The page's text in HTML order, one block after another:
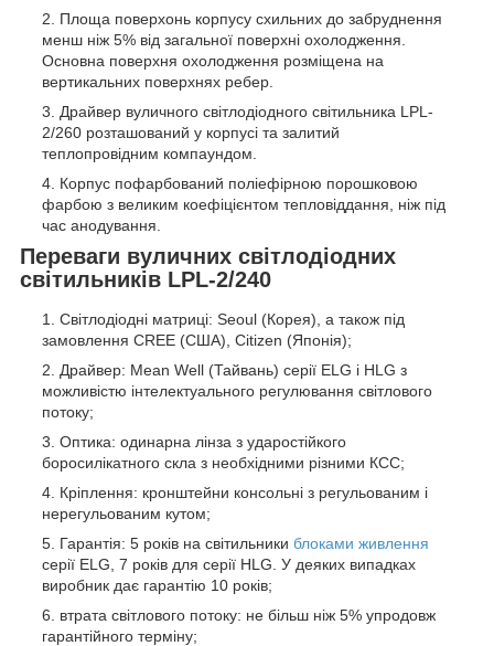
Площа поверхонь корпусу схильних до забруднення
менш ніж 5% від загальної поверхні охолодження.
Основна поверхня охолодження розміщена на
вертикальних поверхнях ребер.
Драйвер вуличного світлодіодного світильника LPL-
2/260 розташований у корпусі та залитий
теплопровідним компаундом.
Корпус пофарбований поліефірною порошковою
фарбою з великим коефіцієнтом тепловіддання, ніж під
час анодування.
Переваги вуличних світлодіодних
світильників LPL-2/240
Світлодіодні матриці: Seoul (Корея), а також під
замовлення CREE (США), Citizen (Японія);
Драйвер: Mean Well (Тайвань) серії ELG і HLG з
можливістю інтелектуального регулювання світлового
потоку;
Оптика: одинарна лінза з ударостійкого
боросилікатного скла з необхідними різними КСС;
Кріплення: кронштейни консольні з регульованим і
нерегульованим кутом;
Гарантія: 5 років на світильники блоками живлення
серії ELG, 7 років для серії HLG. У деяких випадках
виробник дає гарантію 10 років;
втрата світлового потоку: не більш ніж 5% упродовж
гарантійного терміну;